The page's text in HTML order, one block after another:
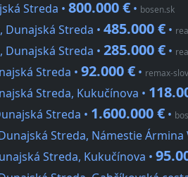
Streda • 800.000 € • bosen.sk
Dunajská Streda • 485.000 € •
Dunajská Streda • 285.000 € •
Streda • 92.000 € • remax-
Streda, Kukučínova •
Streda • 1.600.000 € •
Streda, Námestie Ármina
Streda, Kukučínova •